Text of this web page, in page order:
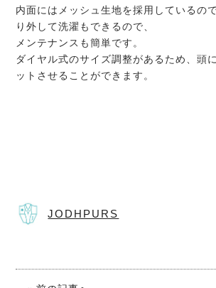
内面にはメッシュ生地を採用しているの
り外して洗濯もできるので、
メンテナンスも簡単です。
ダイヤル式のサイズ調整があるため、頭
ットさせることができます。
JODHPURS